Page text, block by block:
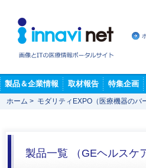
製品＆企業情報 取材報告 特集企画
ホーム > モダリティEXPO（医療機器のバ
製品一覧 （GEヘルスケ